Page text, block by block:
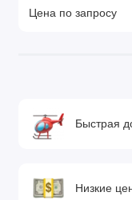
Цена по запросу
Быстрая
Низкие